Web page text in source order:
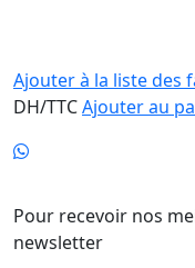
Ajouter à la liste des
DH/TTCAjouter au
Pour recevoir nos
newsletter